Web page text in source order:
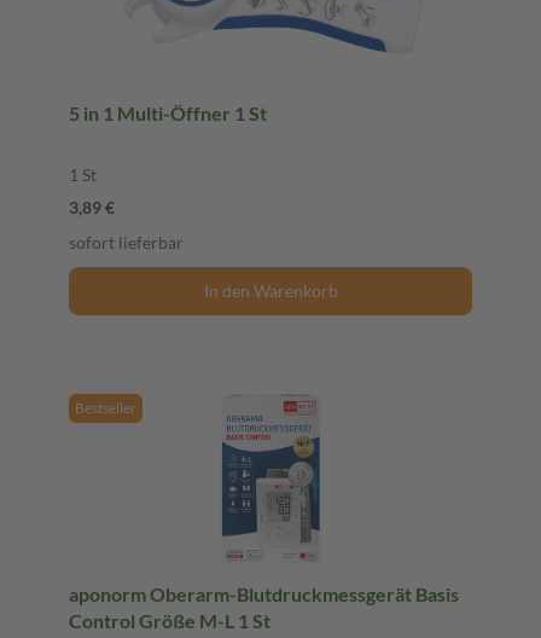
5 in 1 Multi-Öffner 1 St
1 St
3,89 €
sofort lieferbar
In den Warenkorb
Bestseller
aponorm Oberarm-Blutdruckmessgerät Basis
Control Größe M-L 1 St